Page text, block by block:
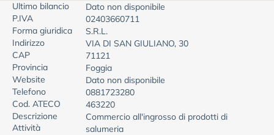
Ultimo bilancio
Dato non disponibile
P.IVA
02403660711
Forma giuridica
S.R.L.
Indirizzo
VIA DI SAN GIULIANO, 30
CAP
71121
Provincia
Foggia
Website
Dato non disponibile
Telefono
0881723280
Cod. ATECO
463220
Descrizione
Attività
Commercio all'ingrosso di prodotti di
salumeria